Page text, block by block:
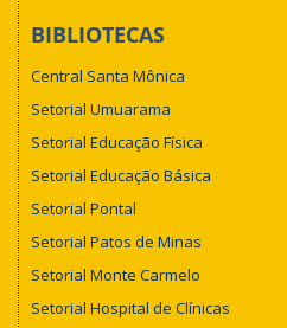
BIBLIOTECAS
Central Santa Mônica
Setorial Umuarama
Setorial Educação Física
Setorial Educação Básica
Setorial Pontal
Setorial Patos de Minas
Setorial Monte Carmelo
Setorial Hospital de Clínicas